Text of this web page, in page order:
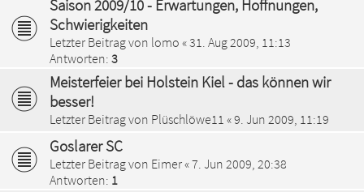
Saison 2009/10 - Erwartungen, Hoffnungen,
Schwierigkeiten
Letzter Beitrag von lomo «31. Aug 2009, 11:13
Antworten: 3
Meisterfeier bei Holstein Kiel - das können wir
besser!
Letzter Beitrag von Plüschlöwe11 «9. Jun 2009, 11:19
Goslarer SC
Letzter Beitrag von Eimer«7. Jun 2009, 20:38
Antworten: 1